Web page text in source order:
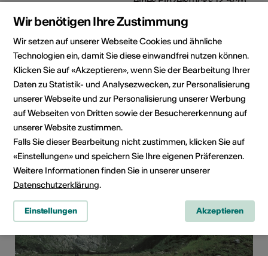
Bisherige
Aussteller/Galerien
Stadthaus Olten, Galerie
Wolfstäedter Frankfurt/M,
gepart14 Köniz, Akku Uster
und andere
Die Halbkugeln fertigt Loretan aus Gips, indem er
Schicht für Schicht flüssigen Gips in eine Form giesst.
Den Gips färbt er zuvor teils mit Farbpigmenten ein.
Dadurch entstehen die verschiedenen Farbsedimente,
die nur aussehen als wären sie aufgemalt.
Wir benötigen Ihre Zustimmung
Wir setzen auf unserer Webseite Cookies und ähnliche
Technologien ein, damit Sie diese einwandfrei nutzen können.
Klicken Sie auf «Akzeptieren», wenn Sie der Bearbeitung Ihrer
Daten zu Statistik- und Analysezwecken, zur Personalisierung
unserer Webseite und zur Personalisierung unserer Werbung
auf Webseiten von Dritten sowie der Besuchererkennung auf
unserer Website zustimmen.
Falls Sie dieser Bearbeitung nicht zustimmen, klicken Sie auf
«Einstellungen» und speichern Sie Ihre eigenen Präferenzen.
Weitere Informationen finden Sie in unserer unserer
Datenschutzerklärung.
Einstellungen Akzeptieren